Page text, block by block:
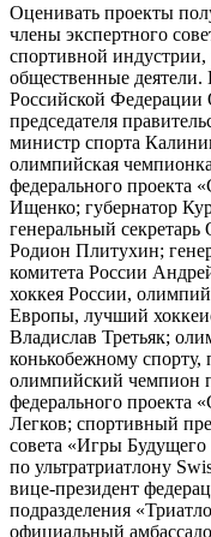
Оценивать проекты
члены экспертного
спортивной
общественные
Российской Федерации
председателя
министр спорта
олимпийская
федерального проекта
Ищенко; губернатор
генеральный
Родион Плитухин;
комитета России
хоккея России,
Европы, лучший
Владислав Третьяк;
конькобежному
олимпийский чемпион
федерального
Легков; спортивный
совета «Игры
по ультратриатлону
вице-президент
подразделения
официальный